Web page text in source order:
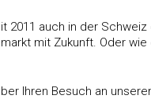
2011 auch in der
mit Zukunft. Oder wie
Ihren Besuch an